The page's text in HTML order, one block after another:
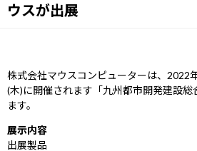
ディスプレイ
ウスが出展
株式会社マウスコンピューターは、2022
(木)に開催されます「九州都市開発建設総
ます。
展示内容
出展製品